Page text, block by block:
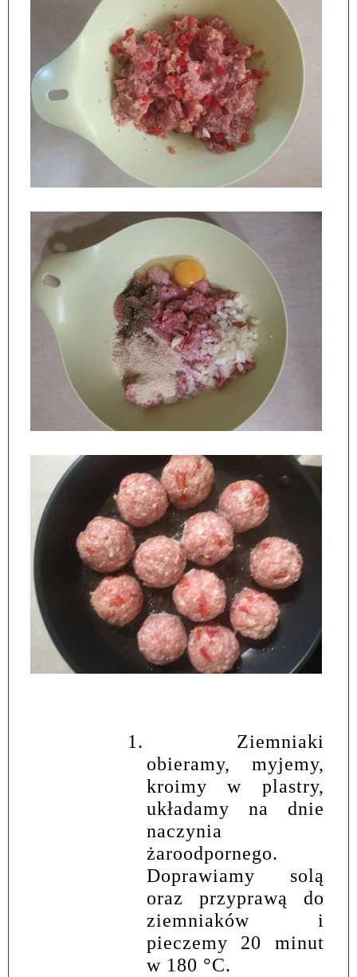
1.
Ziemniaki
obieramy, myjemy,
kroimy w plastry,
układamy na dnie
naczynia
żaroodpornego.
Doprawiamy solą
oraz przyprawą do
ziemniaków i
pieczemy 20 minut
w 180 °C.